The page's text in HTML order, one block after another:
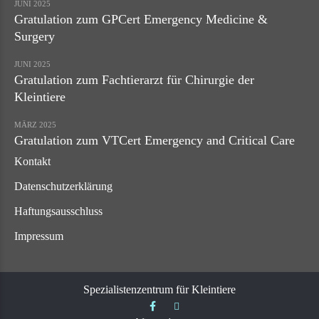
JUNI 2025
Gratulation zum GPCert Emergency Medicine &
Surgery
JUNI 2025
Gratulation zum Fachtierarzt für Chirurgie der
Kleintiere
MÄRZ 2025
Gratulation zum VTCert Emergency and Critical Care
Kontakt
Datenschutzerklärung
Haftungsausschluss
Impressum
Spezialistenzentrum für Kleintiere